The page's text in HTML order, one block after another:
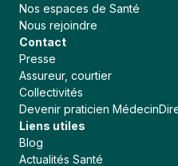
Nos espaces de Santé
Nous rejoindre
Contact
Presse
Assureur, courtier
Collectivités
Devenir praticien
Liens utiles
Blog
Actualités Santé